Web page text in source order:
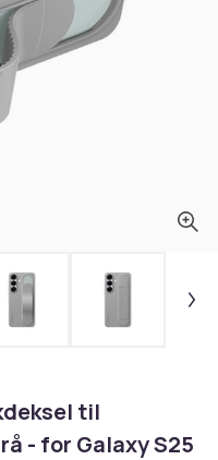
til
- for Galaxy S25